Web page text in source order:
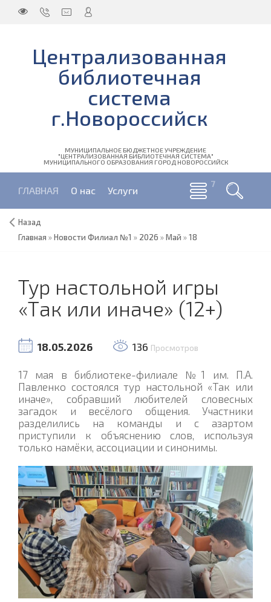
Централизованная
библиотечная
система
г.Новороссийск
МУНИЦИПАЛЬНОЕ БЮДЖЕТНОЕ УЧРЕЖДЕНИЕ
"ЦЕНТРАЛИЗОВАННАЯ БИБЛИОТЕЧНАЯ СИСТЕМА"
МУНИЦИПАЛЬНОГО ОБРАЗОВАНИЯ ГОРОД НОВОРОССИЙСК
ГЛАВНАЯ О нас Услуги
Назад
Главная »Новости Филиал №1 » 2026 »Май »18
Тур настольной игры
«Так или иначе» (12+)
18.05.2026 136 Просмотров
17 мая в библиотеке-филиале №1 им. П.А.
Павленко состоялся тур настольной «Так или
иначе», собравший любителей словесных
загадок и весёлого общения. Участники
разделились на команды и с азартом
приступили к объяснению слов, используя
только намёки, ассоциации и синонимы.